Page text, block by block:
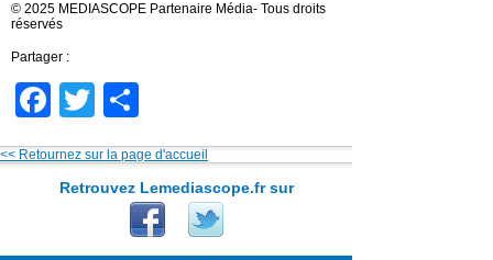
© 2025 MEDIASCOPE Partenaire Média- Tous droits
réservés
Partager :
Facebook
Twitter
<< Retournez sur la page d'accueil
Retrouvez Lemediascope.fr sur